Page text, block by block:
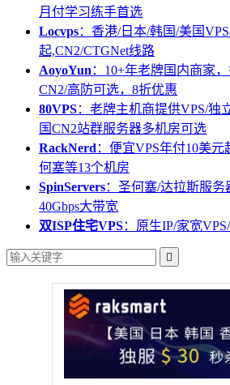
月付学习练手首选
Locvps：香港/日本/韩国/美国
起,CN2/CTGNet线路
AoyoYun ：10+年老牌国内商家
CN2/高防可选，8折优惠
80VPS：老牌主机商提供VPS/独
国CN2站群服务器多机房可选
RackNerd ：便宜VPS年付10美
何塞等13个机房
SpinServers：圣何塞/达拉斯服务
40Gbps大带宽
双ISP住宅VPS：原生IP/家宽
